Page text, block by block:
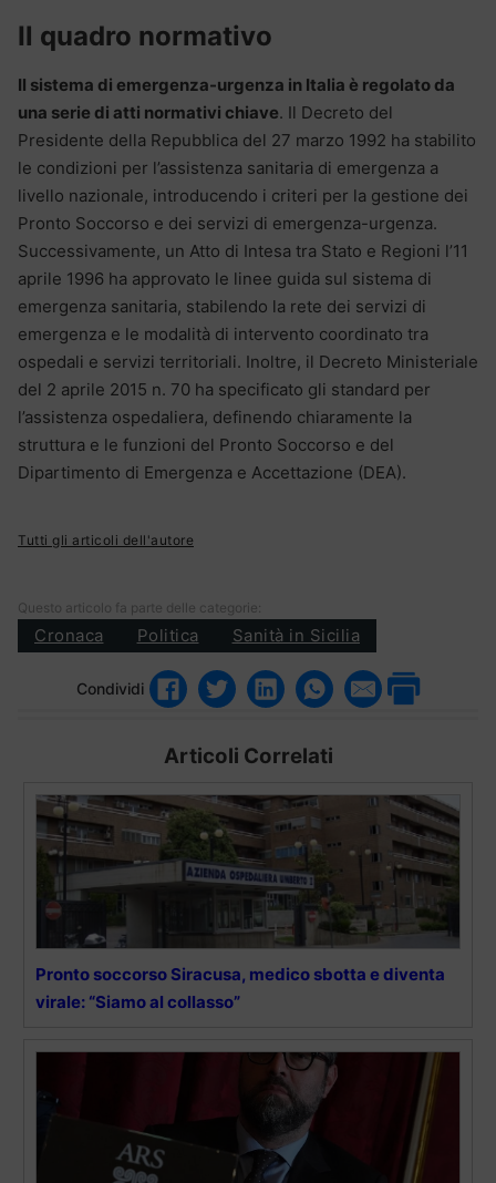
Il quadro normativo
Il sistema di emergenza-urgenza in Italia è regolato da
una serie di atti normativi chiave. Il Decreto del
Presidente della Repubblica del 27 marzo 1992 ha stabilito
le condizioni per l’assistenza sanitaria di emergenza a
livello nazionale, introducendo i criteri per la gestione dei
Pronto Soccorso e dei servizi di emergenza-urgenza.
Successivamente, un Atto di Intesa tra Stato e Regioni l’11
aprile 1996 ha approvato le linee guida sul sistema di
emergenza sanitaria, stabilendo la rete dei servizi di
emergenza e le modalità di intervento coordinato tra
ospedali e servizi territoriali. Inoltre, il Decreto Ministeriale
del 2 aprile 2015 n. 70 ha specificato gli standard per
l’assistenza ospedaliera, definendo chiaramente la
struttura e le funzioni del Pronto Soccorso e del
Dipartimento di Emergenza e Accettazione (DEA).
Tutti gli articoli dell'autore
Questo articolo fa parte delle categorie:
Cronaca Politica Sanità in Sicilia
Condividi
Articoli Correlati
Pronto soccorso Siracusa, medico sbotta e diventa
virale: “Siamo al collasso”